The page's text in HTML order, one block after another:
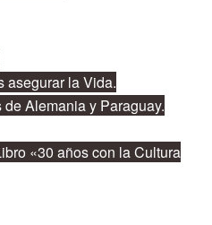
asegurar la Vida.
Alemania y Paraguay.
«30 años con la Cultura